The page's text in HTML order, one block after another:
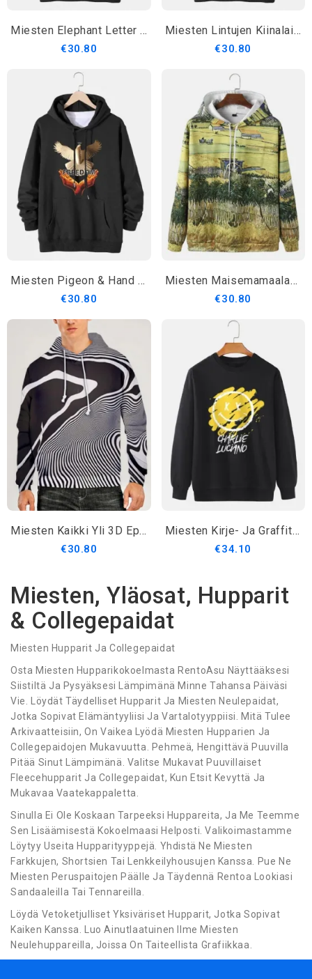
Miesten Elephant Letter Graafiset Puuvillaiset Hupparit Joissa On Tasku
€30.80
Miesten Lintujen Kiinalainen Maalaustekstiprintti Puuvillainen Kiristysnyörillinen Huppari
€30.80
Miesten Pigeon & Hand Freedom Print Puuvillainen Kiristysnyörillinen Huppari
€30.80
Miesten Maisemamaalaus Painatus Kiristysnyörillä Taskulla Varustetut Hupparit
€30.80
Miesten Kaikki Yli 3D Epäsäännölliset Raidat Printti Rento Kiristysnyörillä Hupparit
€30.80
Miesten Kirje- Ja Graffitipaidat Hymykuvioinen Villapaita Pitkähihaiset
€34.10
Miesten, Yläosat, Hupparit
& Collegepaidat
Miesten Hupparit Ja Collegepaidat
Osta Miesten Hupparikokoelmasta RentoAsu Näyttääksesi
Siistiltä Ja Pysyäksesi Lämpimänä Minne Tahansa Päiväsi
Vie. Löydät Täydelliset Hupparit Ja Miesten Neulepaidat,
Jotka Sopivat Elämäntyyliisi Ja Vartalotyyppiisi. Mitä Tulee
Arkivaatteisiin, On Vaikea Lyödä Miesten Hupparien Ja
Collegepaidojen Mukavuutta. Pehmeä, Hengittävä Puuvilla
Pitää Sinut Lämpimänä. Valitse Mukavat Puuvillaiset
Fleecehupparit Ja Collegepaidat, Kun Etsit Kevyttä Ja
Mukavaa Vaatekappaletta.
Sinulla Ei Ole Koskaan Tarpeeksi Huppareita, Ja Me Teemme
Sen Lisäämisestä Kokoelmaasi Helposti. Valikoimastamme
Löytyy Useita Hupparityyppejä. Yhdistä Ne Miesten
Farkkujen, Shortsien Tai Lenkkeilyhousujen Kanssa. Pue Ne
Miesten Peruspaitojen Päälle Ja Täydennä Rentoa Lookiasi
Sandaaleilla Tai Tennareilla.
Löydä Vetoketjulliset Yksiväriset Hupparit, Jotka Sopivat
Kaiken Kanssa. Luo Ainutlaatuinen Ilme Miesten
Neulehuppareilla, Joissa On Taiteellista Grafiikkaa.